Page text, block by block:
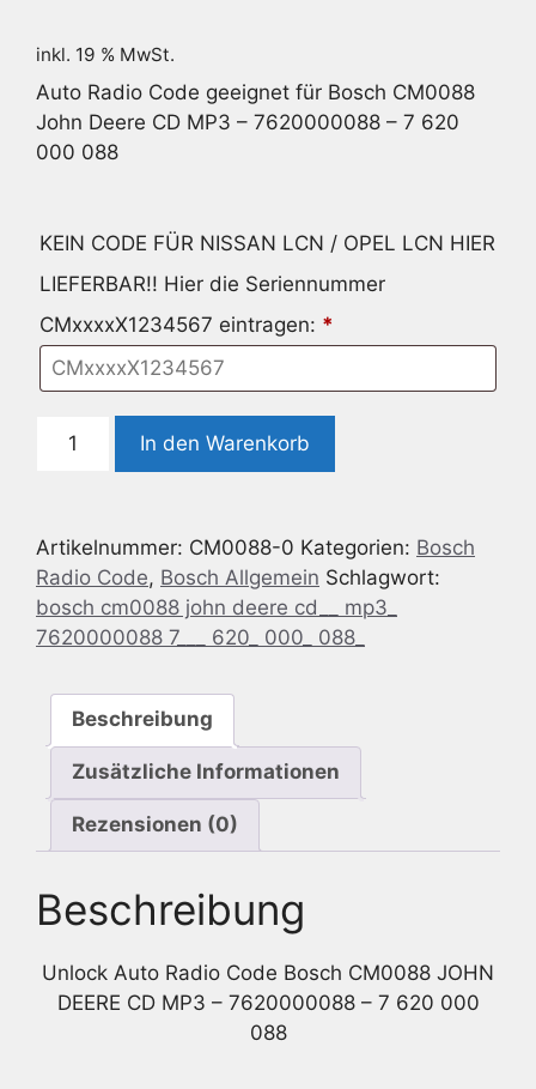
inkl. 19 % MwSt.
Auto Radio Code geeignet für Bosch CM0088
John Deere CD MP3 – 7620000088 – 7 620
000 088
KEIN CODE FÜR NISSAN LCN / OPEL LCN HIER
LIEFERBAR!! Hier die Seriennummer
CMxxxxX1234567 eintragen: *
Code
Bosch
CM0088
John
Deere
MP3
7620000088
620
088
In den Warenkorb
Artikelnummer: CM0088-0 Kategorien: Bosch
Radio Code, Bosch Allgemein Schlagwort:
bosch cm0088 john deere cd__ mp3_
7620000088 7___ 620_ 000_ 088_
Beschreibung
Zusätzliche Informationen
Rezensionen (0)
Beschreibung
Unlock Auto Radio Code Bosch CM0088 JOHN
DEERE CD MP3 – 7620000088 – 7 620 000
088